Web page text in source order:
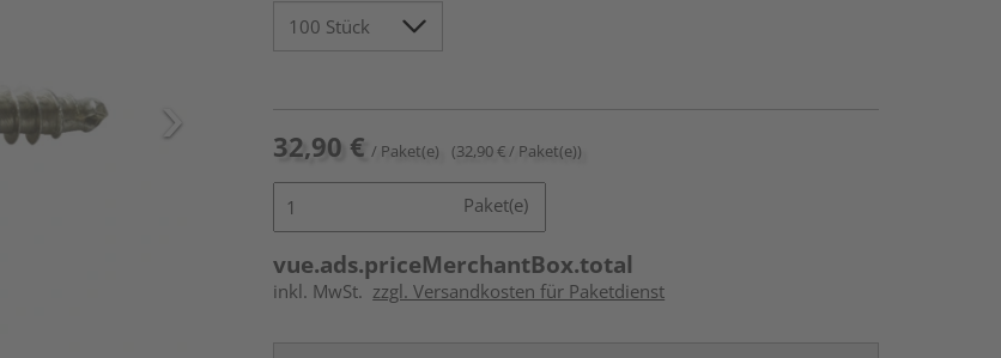
32,90 € / Paket(e) (32,90 € / Paket(e))
Paket(e)
vue.ads.priceMerchantBox.total
inkl. MwSt. zzgl. Versandkosten für Paketdienst